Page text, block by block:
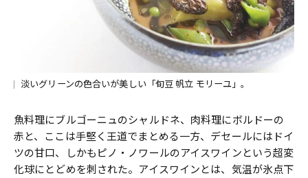
淡いグリーンの色合いが美しい「旬豆 帆立 モリーユ」。
魚料理にブルゴーニュのシャルドネ、肉料理にボルドーの
赤と、ここは手堅く王道でまとめる一方、デセールにはドイ
ツの甘口、しかもピノ・ノワールのアイスワインという超変
化球にとどめを刺された。アイスワインとは、気温が氷点下